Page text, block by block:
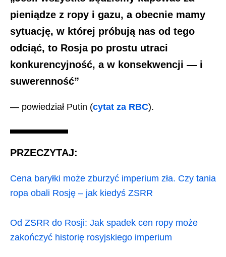
pieniądze z ropy i gazu, a obecnie mamy
sytuację, w której próbują nas od tego
odciąć, to Rosja po prostu utraci
konkurencyjność, a w konsekwencji — i
suwerenność”
— powiedział Putin (cytat za RBC).
PRZECZYTAJ:
Cena baryłki może zburzyć imperium zła. Czy tania
ropa obali Rosję – jak kiedyś ZSRR
Od ZSRR do Rosji: Jak spadek cen ropy może
zakończyć historię rosyjskiego imperium